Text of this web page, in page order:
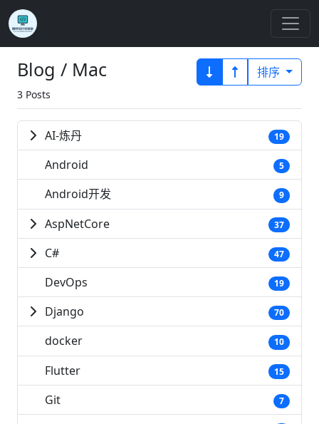
Blog / Mac
3 Posts
排序
AI-炼丹 19
Android 5
Android开发 9
AspNetCore 37
C# 47
DevOps 19
Django 70
docker 10
Flutter 15
Git 7